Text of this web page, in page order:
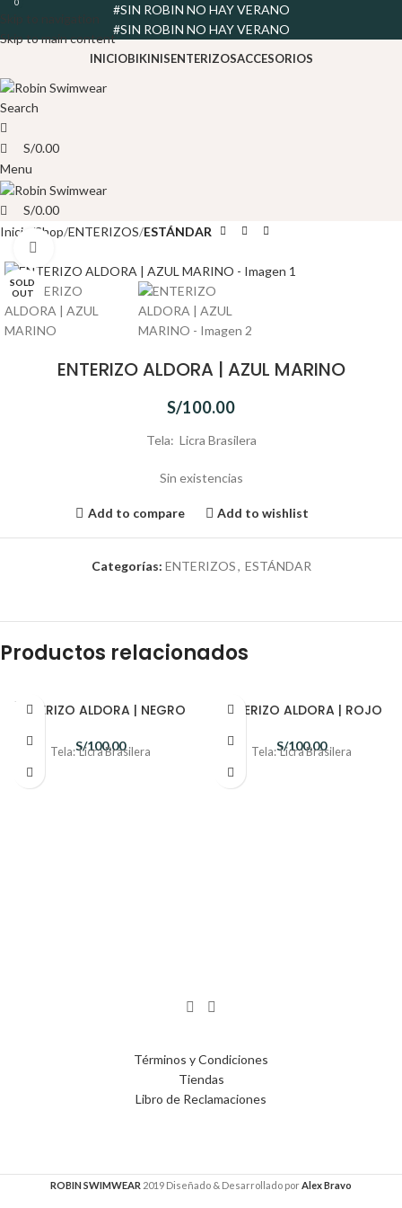
Skip to main content
#SIN ROBIN NO HAY VERANO
#SIN ROBIN NO HAY VERANO
INICIOBIKINISENTERIZOSACCESORIOS
Search
0
S/0.00
Menu
0
S/0.00
Inicio
Shop ENTERIZOS ESTÁNDAR
SOLD
OUT
ENTERIZO ALDORA | AZUL MARINO
S/100.00
Tela: Licra Brasilera
Sin existencias
Add to compare Add to wishlist
Categorías: ENTERIZOS, ESTÁNDAR
Productos relacionados
SOLD
OUT
ENTERIZO ALDORA | NEGRO
S/100.00
Tela: Licra Brasilera
ENTERIZO ALDORA | ROJO
S/100.00
Tela: Licra Brasilera
Términos y Condiciones
Tiendas
Libro de Reclamaciones
ROBIN SWIMWEAR 2019 Diseñado & Desarrollado porAlex Bravo